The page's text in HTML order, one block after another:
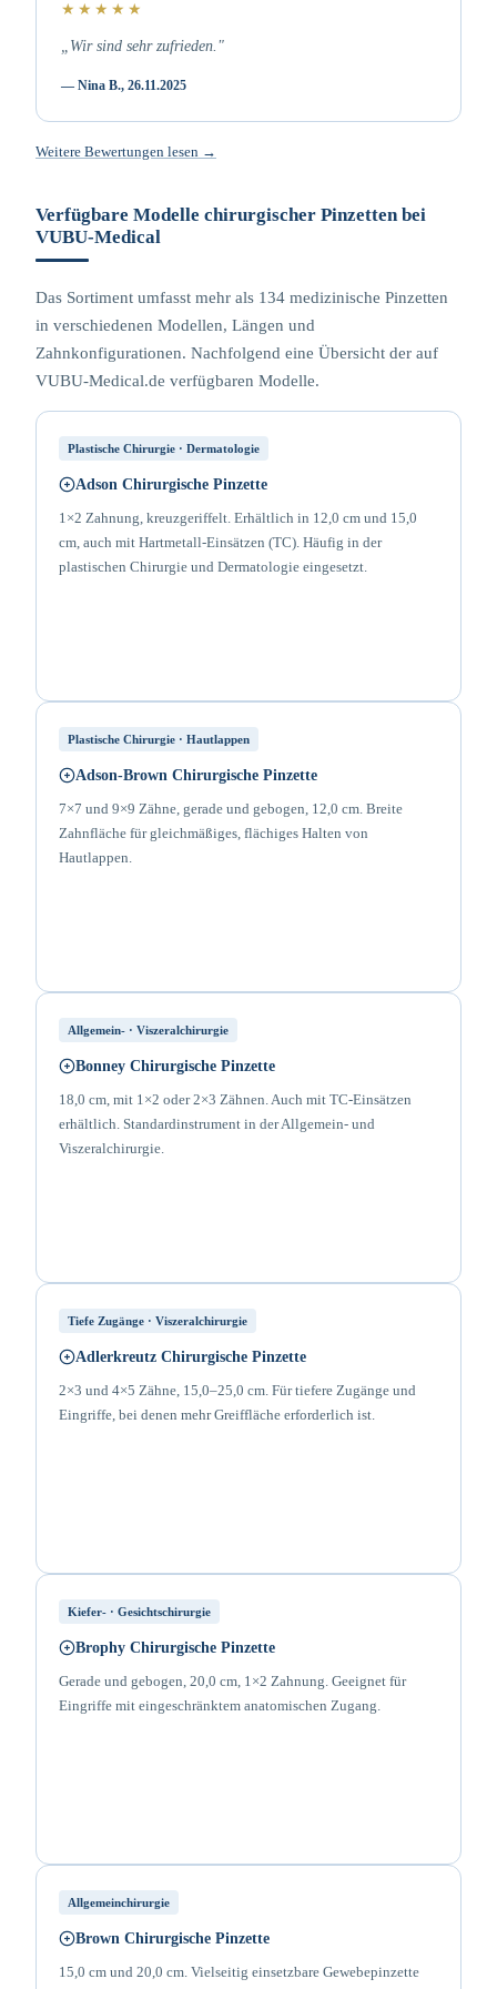
★★★★★
„Wir sind sehr zufrieden."
— Nina B., 26.11.2025
Weitere Bewertungen lesen →
Verfügbare Modelle chirurgischer Pinzetten bei
VUBU-Medical
Das Sortiment umfasst mehr als 134 medizinische Pinzetten
in verschiedenen Modellen, Längen und
Zahnkonfigurationen. Nachfolgend eine Übersicht der auf
VUBU-Medical.de verfügbaren Modelle.
Plastische Chirurgie · Dermatologie
Adson Chirurgische Pinzette
1×2 Zahnung, kreuzgeriffelt. Erhältlich in 12,0 cm und 15,0
cm, auch mit Hartmetall-Einsätzen (TC). Häufig in der
plastischen Chirurgie und Dermatologie eingesetzt.
Plastische Chirurgie · Hautlappen
Adson-Brown Chirurgische Pinzette
7×7 und 9×9 Zähne, gerade und gebogen, 12,0 cm. Breite
Zahnfläche für gleichmäßiges, flächiges Halten von
Hautlappen.
Allgemein- · Viszeralchirurgie
Bonney Chirurgische Pinzette
18,0 cm, mit 1×2 oder 2×3 Zähnen. Auch mit TC-Einsätzen
erhältlich. Standardinstrument in der Allgemein- und
Viszeralchirurgie.
Tiefe Zugänge · Viszeralchirurgie
Adlerkreutz Chirurgische Pinzette
2×3 und 4×5 Zähne, 15,0–25,0 cm. Für tiefere Zugänge und
Eingriffe, bei denen mehr Greiffläche erforderlich ist.
Kiefer- · Gesichtschirurgie
Brophy Chirurgische Pinzette
Gerade und gebogen, 20,0 cm, 1×2 Zahnung. Geeignet für
Eingriffe mit eingeschränktem anatomischen Zugang.
Allgemeinchirurgie
Brown Chirurgische Pinzette
15,0 cm und 20,0 cm. Vielseitig einsetzbare Gewebepinzette